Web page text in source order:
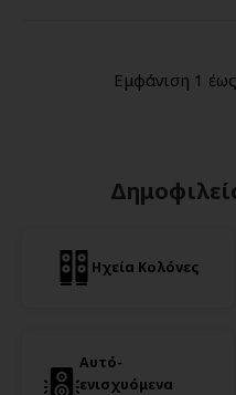
Εμφάνιση 1
Ηχεία Κολόνες
Αυτό-
ενισχυόμενα